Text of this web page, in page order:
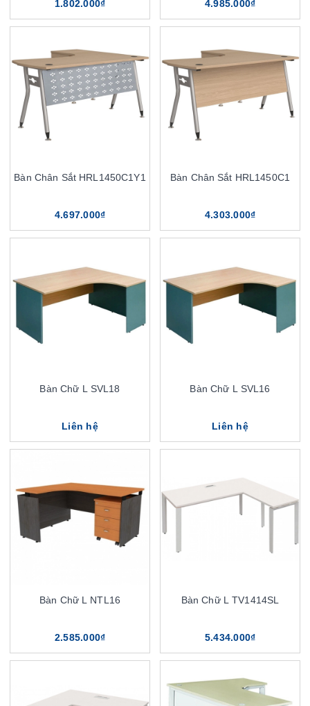
1.802.000₫ 4.985.000₫
Bàn Chân Sắt HRL1450C1Y1
4.697.000₫
Bàn Chân Sắt HRL1450C1
4.303.000₫
Bàn Chữ L SVL18
Liên hệ
Bàn Chữ L SVL16
Liên hệ
Bàn Chữ L NTL16
2.585.000₫
Bàn Chữ L TV1414SL
5.434.000₫